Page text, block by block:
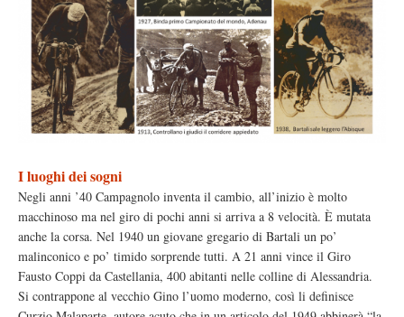
I luoghi dei sogni
Negli anni ’40 Campagnolo inventa il cambio, all’inizio è molto
macchinoso ma nel giro di pochi anni si arriva a 8 velocità. È mutata
anche la corsa. Nel 1940 un giovane gregario di Bartali un po’
malinconico e po’ timido sorprende tutti. A 21 anni vince il Giro
Fausto Coppi da Castellania, 400 abitanti nelle colline di Alessandria.
Si contrappone al vecchio Gino l’uomo moderno, così li definisce